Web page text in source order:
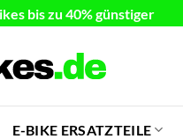
bis zu 40% günstiger
E-BIKE ERSATZTEILE